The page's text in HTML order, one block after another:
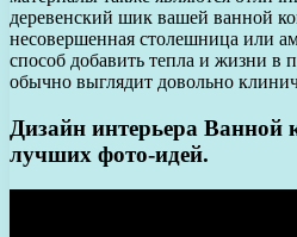
деревенский шик вашей ванной
несовершенная столешница или
способ добавить тепла и жизни в
обычно выглядит довольно
Дизайн интерьера
лучших фото-идей.